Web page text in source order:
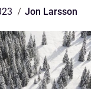
Jon Larsson